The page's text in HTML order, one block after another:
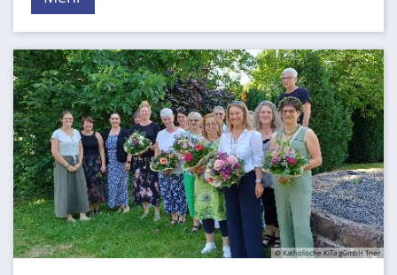
© Katholische KiTa gGmbH Trier